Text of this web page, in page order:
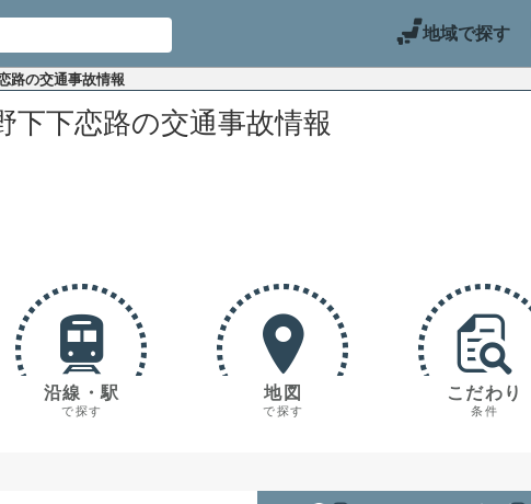
地域で探す
路の交通事故情報
下下恋路の交通事故情報
沿線・駅
で探す
地図
で探す
こだわり
条件